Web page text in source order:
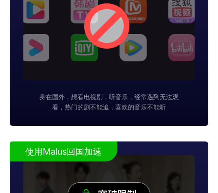
身在国外，想看电视剧，听音乐，经常遇到无法观
看，热门的剧不能追，喜欢的音乐不能听
使用Malus回国加速